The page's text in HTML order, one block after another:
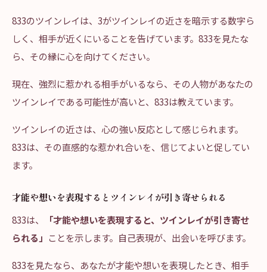
833のツインレイは、3がツインレイの近さを暗示する数字ら
しく、相手が近くにいることを告げています。833を見たな
ら、その縁に心を向けてください。
現在、強烈に惹かれる相手がいるなら、その人物があなたの
ツインレイである可能性が高いと、833は教えています。
ツインレイの近さは、心の強い反応として感じられます。
833は、その直感的な惹かれ合いを、信じてよいと促してい
ます。
才能や想いを表現するとツインレイが引き寄せられる
833は、
「才能や想いを表現すると、ツインレイが引き寄せ
られる」 ことを示します。自己表現が、出会いを呼びます。
833を見たなら、あなたが才能や想いを表現したとき、相手